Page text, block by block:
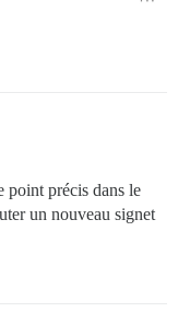
point précis dans le
un nouveau signet